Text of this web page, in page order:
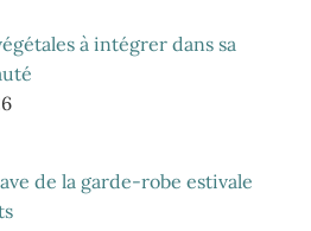
à intégrer dans sa
de la garde-robe estivale